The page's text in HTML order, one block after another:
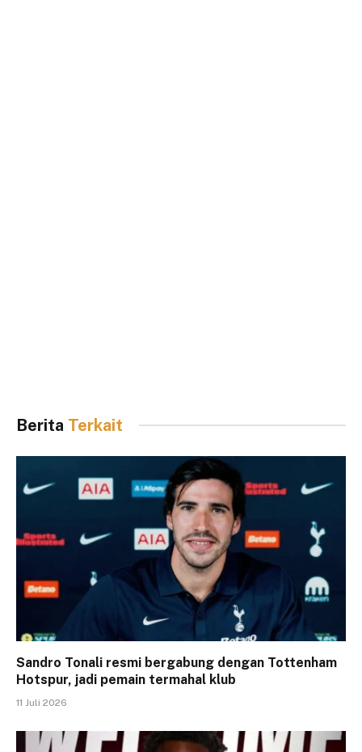
Berita Terkait
Sandro Tonali resmi bergabung dengan Tottenham
Hotspur, jadi pemain termahal klub
11 Juli 2026